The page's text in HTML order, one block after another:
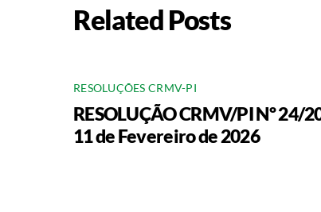
Related Posts
RESOLUÇÕES CRMV-PI
RESOLUÇÃO CRMV/PI Nº 24/
11 de Fevereiro de 2026